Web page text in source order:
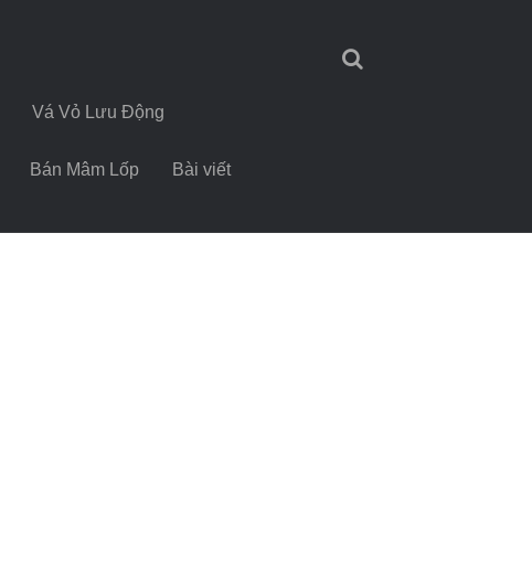
Vá Vỏ Lưu Động
Bán Mâm Lốp Bài viết